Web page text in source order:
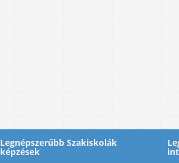
Legnépszerűbb Szakiskolák
képzések